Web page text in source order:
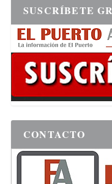
SUSCRÍBETE
CONTACTO